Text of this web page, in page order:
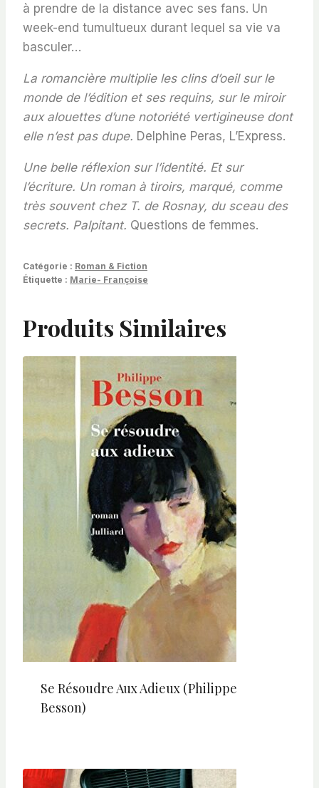
à prendre de la distance avec ses fans. Un
week-end tumultueux durant lequel sa vie va
basculer…
La romancière multiplie les clins d’oeil sur le
monde de l’édition et ses requins, sur le miroir
aux alouettes d’une notoriété vertigineuse dont
elle n’est pas dupe. Delphine Peras, L’Express.
Une belle réflexion sur l’identité. Et sur
l’écriture. Un roman à tiroirs, marqué, comme
très souvent chez T. de Rosnay, du sceau des
secrets. Palpitant. Questions de femmes.
Catégorie : Roman & Fiction
Étiquette : Marie- Françoise
Produits Similaires
Se Résoudre Aux Adieux (Philippe
Besson)